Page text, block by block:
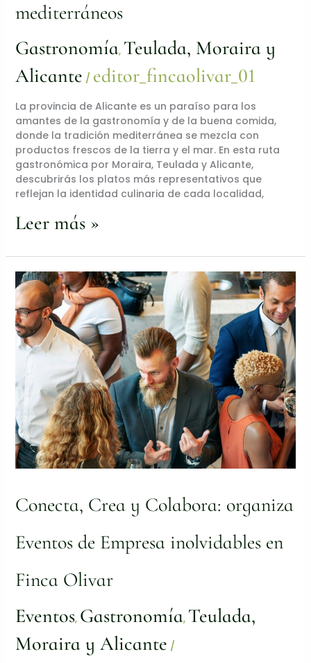
mediterráneos
Gastronomía, Teulada, Moraira y
Alicante / editor_fincaolivar_01
La provincia de Alicante es un paraíso para los
amantes de la gastronomía y de la buena comida,
donde la tradición mediterránea se mezcla con
productos frescos de la tierra y el mar. En esta ruta
gastronómica por Moraira, Teulada y Alicante,
descubrirás los platos más representativos que
reflejan la identidad culinaria de cada localidad,
Leer más »
Conecta, Crea y Colabora: organiza
Eventos de Empresa inolvidables en
Finca Olivar
Eventos, Gastronomía, Teulada,
Moraira y Alicante /
Conecta,
Crea
y
Colabora:
organiza
Eventos
de
Empresa
inolvidables
en
Finca
Olivar